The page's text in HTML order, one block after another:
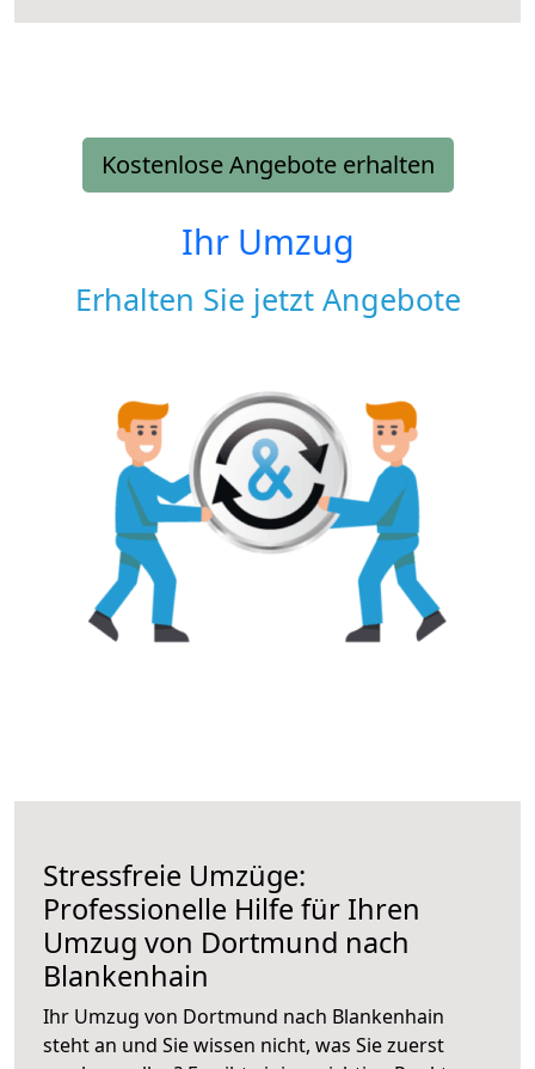
Kostenlose Angebote erhalten
Ihr Umzug
Erhalten Sie jetzt Angebote
Stressfreie Umzüge:
Professionelle Hilfe für Ihren
Umzug von Dortmund nach
Blankenhain
Ihr Umzug von Dortmund nach Blankenhain
steht an und Sie wissen nicht, was Sie zuerst